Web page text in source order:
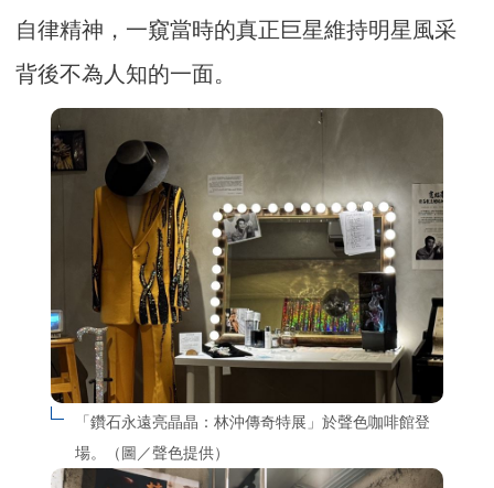
自律精神，一窺當時的真正巨星維持明星風采
背後不為人知的一面。
「鑽石永遠亮晶晶：林沖傳奇特展」於聲色咖啡館登
場。（圖／聲色提供）